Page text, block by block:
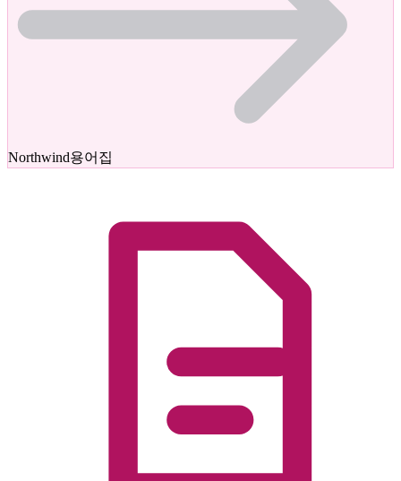
Northwind용어집